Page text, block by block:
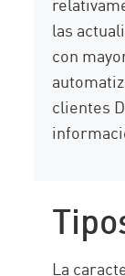
las
con
clientes
La